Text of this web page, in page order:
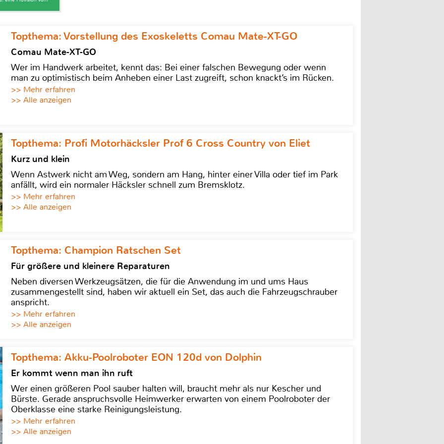
Topthema: Vorstellung des Exoskeletts Comau Mate-XT-GO
Comau Mate-XT-GO
Wer im Handwerk arbeitet, kennt das: Bei einer falschen Bewegung oder wenn
man zu optimistisch beim Anheben einer Last zugreift, schon knackt’s im Rücken.
>> Mehr erfahren
>> Alle anzeigen
Topthema: Profi Motorhäcksler Prof 6 Cross Country von Eliet
Kurz und klein
Wenn Astwerk nicht am Weg, sondern am Hang, hinter einer Villa oder tief im Park
anfällt, wird ein normaler Häcksler schnell zum Bremsklotz.
>> Mehr erfahren
>> Alle anzeigen
Topthema: Champion Ratschen Set
Für größere und kleinere Reparaturen
Neben diversen Werkzeugsätzen, die für die Anwendung im und ums Haus
zusammengestellt sind, haben wir aktuell ein Set, das auch die Fahrzeugschrauber
anspricht.
>> Mehr erfahren
>> Alle anzeigen
Topthema: Akku-Poolroboter EON 120d von Dolphin
Er kommt wenn man ihn ruft
Wer einen größeren Pool sauber halten will, braucht mehr als nur Kescher und
Bürste. Gerade anspruchsvolle Heimwerker erwarten von einem Poolroboter der
Oberklasse eine starke Reinigungsleistung.
>> Mehr erfahren
>> Alle anzeigen